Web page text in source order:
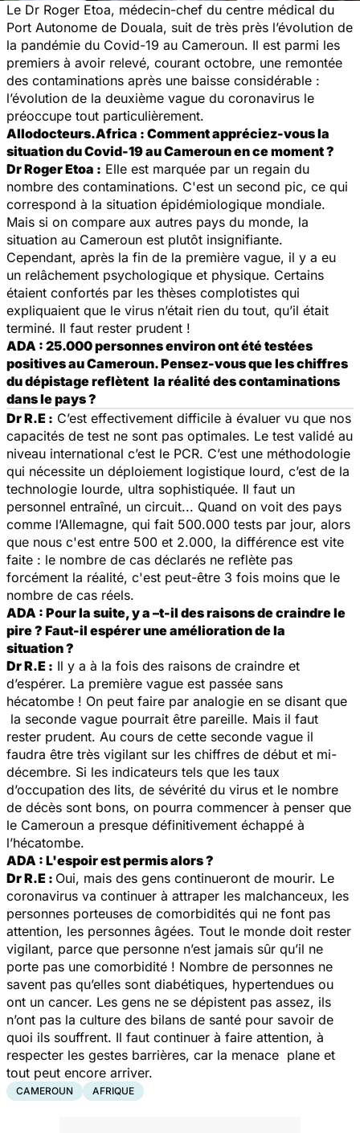
Le Dr Roger Etoa, médecin-chef du centre médical du
Port Autonome de Douala, suit de très près l’évolution de
la pandémie du Covid-19 au Cameroun. Il est parmi les
premiers à avoir relevé, courant octobre, une remontée
des contaminations après une baisse considérable :
l’évolution de la deuxième vague du coronavirus le
préoccupe tout particulièrement.
Allodocteurs.Africa : Comment appréciez-vous la
situation du Covid-19 au Cameroun en ce moment ?
Dr Roger Etoa : Elle est marquée par un regain du
nombre des contaminations. C'est un second pic, ce qui
correspond à la situation épidémiologique mondiale.
Mais si on compare aux autres pays du monde, la
situation au Cameroun est plutôt insignifiante.
Cependant, après la fin de la première vague, il y a eu
un relâchement psychologique et physique. Certains
étaient confortés par les thèses complotistes qui
expliquaient que le virus n’était rien du tout, qu’il était
terminé. Il faut rester prudent !
ADA : 25.000 personnes environ ont été testées
positives au Cameroun. Pensez-vous que les chiffres
du dépistage reflètent la réalité des contaminations
dans le pays ?
Dr R.E : C’est effectivement difficile à évaluer vu que nos
capacités de test ne sont pas optimales. Le test validé au
niveau international c’est le PCR. C’est une méthodologie
qui nécessite un déploiement logistique lourd, c’est de la
technologie lourde, ultra sophistiquée. Il faut un
personnel entraîné, un circuit... Quand on voit des pays
comme l’Allemagne, qui fait 500.000 tests par jour, alors
que nous c'est entre 500 et 2.000, la différence est vite
faite : le nombre de cas déclarés ne reflète pas
forcément la réalité, c'est peut-être 3 fois moins que le
nombre de cas réels.
ADA : Pour la suite, y a –t-il des raisons de craindre le
pire ? Faut-il espérer une amélioration de la
situation ?
Dr R.E : Il y a à la fois des raisons de craindre et
d’espérer. La première vague est passée sans
hécatombe ! On peut faire par analogie en se disant que
la seconde vague pourrait être pareille. Mais il faut
rester prudent. Au cours de cette seconde vague il
faudra être très vigilant sur les chiffres de début et mi-
décembre. Si les indicateurs tels que les taux
d’occupation des lits, de sévérité du virus et le nombre
de décès sont bons, on pourra commencer à penser que
le Cameroun a presque définitivement échappé à
l’hécatombe.
ADA : L'espoir est permis alors ?
Dr R.E : Oui, mais des gens continueront de mourir. Le
coronavirus va continuer à attraper les malchanceux, les
personnes porteuses de comorbidités qui ne font pas
attention, les personnes âgées. Tout le monde doit rester
vigilant, parce que personne n’est jamais sûr qu’il ne
porte pas une comorbidité ! Nombre de personnes ne
savent pas qu’elles sont diabétiques, hypertendues ou
ont un cancer. Les gens ne se dépistent pas assez, ils
n’ont pas la culture des bilans de santé pour savoir de
quoi ils souffrent. Il faut continuer à faire attention, à
respecter les gestes barrières, car la menace plane et
tout peut encore arriver.
CAMEROUN AFRIQUE